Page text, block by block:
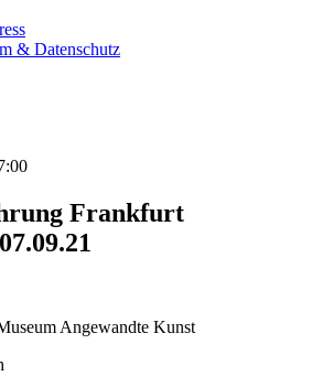
& Datenschutz
Frankfurt
Angewandte Kunst